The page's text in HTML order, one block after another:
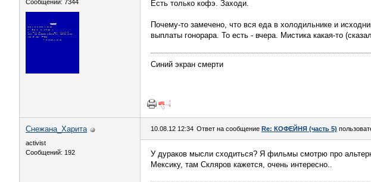
Сообщений: 7344
Есть только кофэ. Заходи.
Почему-то замечено, что вся еда в холодильнике и
выплаты гонорара. То есть - вчера. Мистика какая-то
Синий экран смерти
Снежана_Харита
activist
Сообщений: 192
10.08.12 12:34 Ответ на сообщение Re: КОФЕЙНЯ (часть 5)
У дураков мысли сходиться? Я фильмы смотрю про
Мексику, там Скляров кажется, очень интересно..